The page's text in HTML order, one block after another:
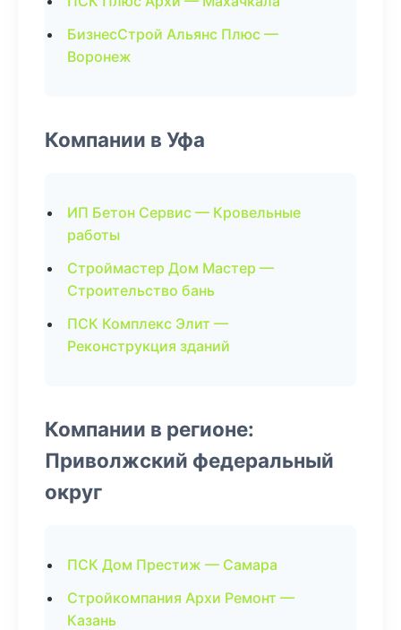
БизнесСтрой Альянс Плюс —
Воронеж
Компании в Уфа
ИП Бетон Сервис — Кровельные
работы
Строймастер Дом Мастер —
Строительство бань
ПСК Комплекс Элит —
Реконструкция зданий
Компании в регионе:
Приволжский федеральный
округ
ПСК Дом Престиж — Самара
Стройкомпания Архи Ремонт —
Казань